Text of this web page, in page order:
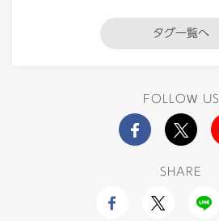
タグ一覧へ
FOLLOW US
SHARE